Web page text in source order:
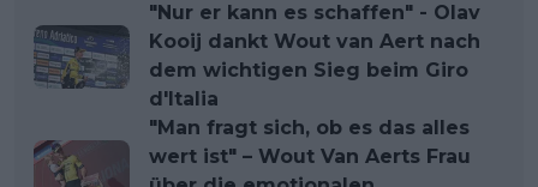
"Nur er kann es schaffen" - Olav
Kooij dankt Wout van Aert nach
dem wichtigen Sieg beim Giro
d'Italia
"Man fragt sich, ob es das alles
wert ist" – Wout Van Aerts Frau